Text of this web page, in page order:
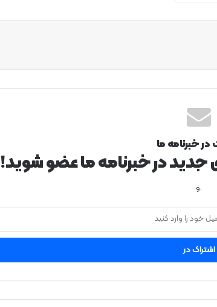
در خبرنامه ما
جدید در خبرنامه ما عضو شوید!
.و